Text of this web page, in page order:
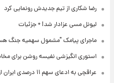
رضا شکاری از تیم جدیدش رونمایی کرد
لیونل مسی عزادار شد! + جزئیات
ماجرای پیامک "مشمول سهمیه جنگ
استوری انگیزشی نفیسه روشن برای
عراقچی به ادعای سهم ۱۱ درصدی ایران از خزر پاسخ داد